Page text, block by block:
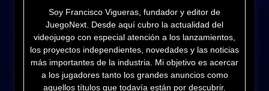
Soy Francisco Vigueras, fundador y editor de
JuegoNext. Desde aquí cubro la actualidad del
videojuego con especial atención a los lanzamientos,
los proyectos independientes, novedades y las noticias
más importantes de la industria. Mi objetivo es acercar
a los jugadores tanto los grandes anuncios como
aquellos títulos que todavía están por descubrir.